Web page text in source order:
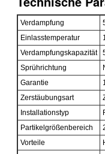
Verdampfung
Einlasstemperatur
Verdampfungskapazität
Sprührichtung
Garantie
Zerstäubungsart
Installationstyp
Partikelgrößenbereich
Vorteile